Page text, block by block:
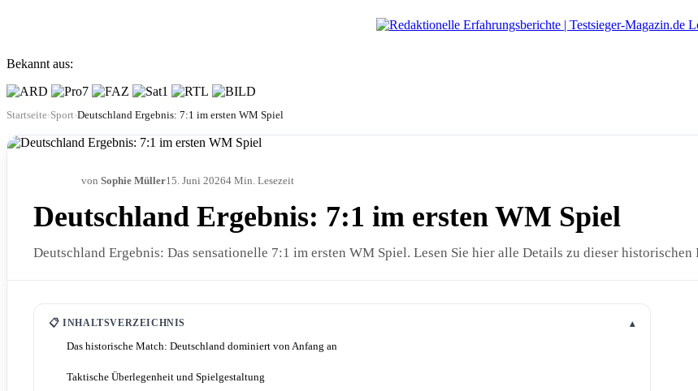
Bekannt aus:
Startseite›Sport›Deutschland Ergebnis: 7:1 im ersten WM Spiel
vonSophie Müller15. Juni 20264 Min. Lesezeit
Deutschland Ergebnis: 7:1 im ersten WM Spiel
Deutschland Ergebnis: Das sensationelle 7:1 im ersten WM Spiel. Lesen Sie hier alle Details zu dieser historischen
📋 INHALTSVERZEICHNIS ▴
Das historische Match: Deutschland dominiert von Anfang an
Taktische Überlegenheit und Spielgestaltung